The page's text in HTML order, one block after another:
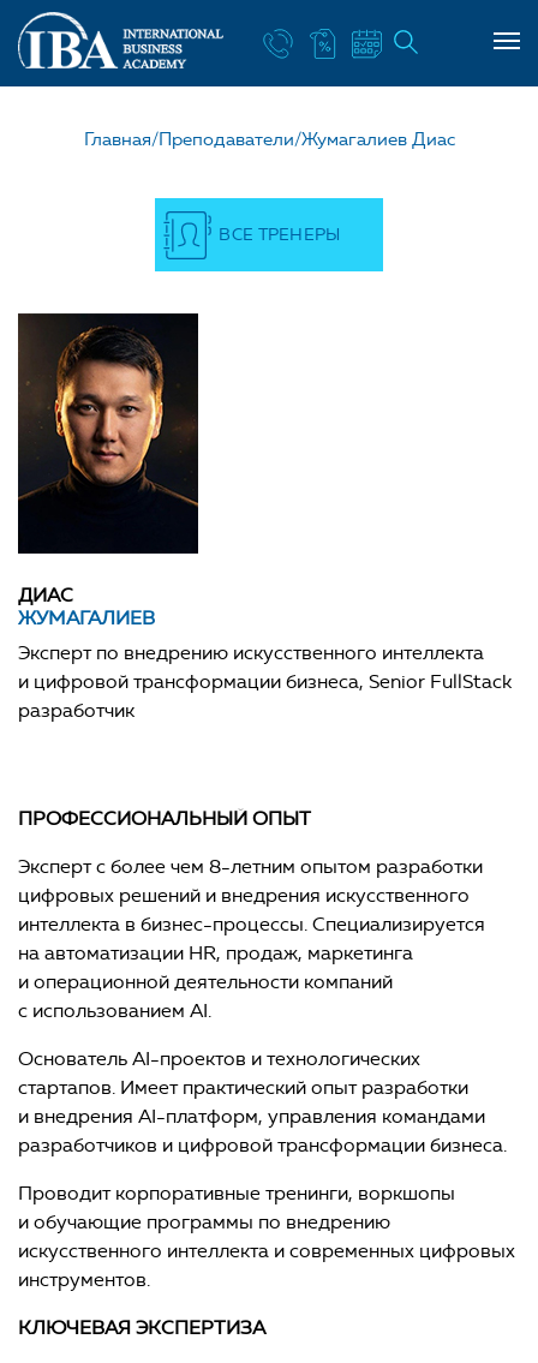
НАШ УЧИТЕЛЬ
Главная/Преподаватели/Жумагалиев Диас
ВСЕ ТРЕНЕРЫ
ДИАС
ЖУМАГАЛИЕВ
Эксперт по внедрению искусственного интеллекта
и цифровой трансформации бизнеса, Senior FullStack
разработчик
ПРОФЕССИОНАЛЬНЫЙ ОПЫТ
Эксперт с более чем 8-летним опытом разработки
цифровых решений и внедрения искусственного
интеллекта в бизнес-процессы. Специализируется
на автоматизации HR, продаж, маркетинга
и операционной деятельности компаний
с использованием AI.
Основатель AI-проектов и технологических
стартапов. Имеет практический опыт разработки
и внедрения AI-платформ, управления командами
разработчиков и цифровой трансформации бизнеса.
Проводит корпоративные тренинги, воркшопы
и обучающие программы по внедрению
искусственного интеллекта и современных цифровых
инструментов.
КЛЮЧЕВАЯ ЭКСПЕРТИЗА